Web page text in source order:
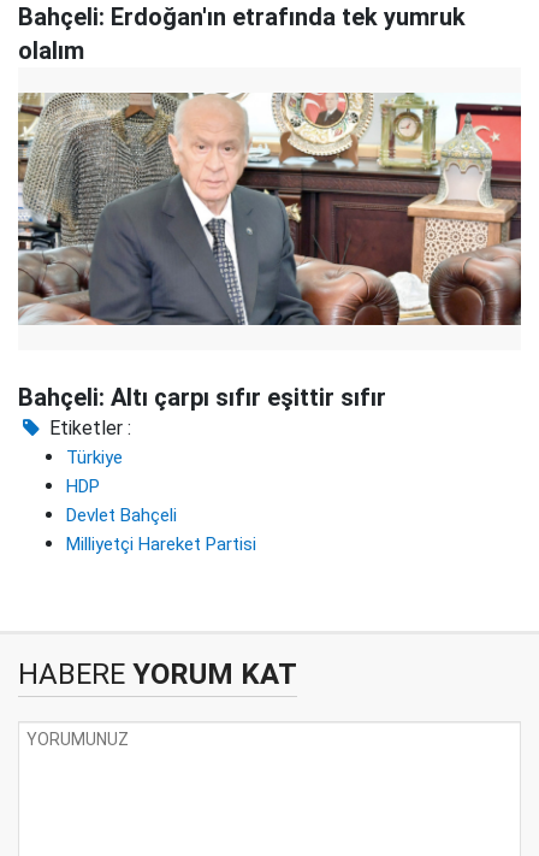
Bahçeli: Erdoğan'ın etrafında tek yumruk
olalım
Bahçeli: Altı çarpı sıfır eşittir sıfır
Etiketler :
Türkiye
HDP
Devlet Bahçeli
Milliyetçi Hareket Partisi
HABERE YORUM KAT